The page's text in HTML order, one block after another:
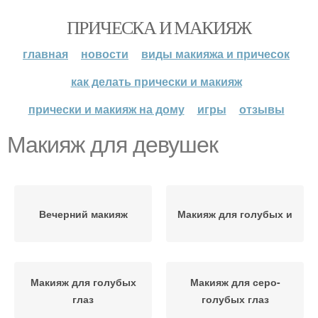
ПРИЧЕСКА И МАКИЯЖ
главная новости
виды макияжа и причесок
как делать прически и макияж
прически и макияж на дому
игры отзывы
Макияж для девушек
Вечерний макияж Макияж для голубых и
Макияж для голубых
глаз
Макияж для серо-
голубых глаз